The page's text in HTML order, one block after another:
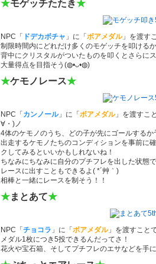
★モゲッチたたき★
NPC「 ドデカボチャ 」に「 ボアメダル」を渡す
制限時間内にどれだけ多くのモゲッチを叩ける
背中にクリスタルがついたものを叩くとさらに
大量得点を目指そう(◍•ᴗ•◍)
★ケモノレース★
NPC「 カンノール」に「 ボアメダル」を渡すこ
∀・)ノ
4体のケモノのうち、どの子が先にゴールするか
出走するケモノたちのコンディションを事前に
クしてみるといいかもしれないね！
ちなみにちなみに自分のプチフレを出した状態
レースに出すこともできるよ( *´艸｀)
相棒と一緒にレースを制そう！！
★まとあて★
NPC「 チョコラ 」に「 ボアメダル」を渡すこと
メダル1枚につき5投できるんだってさ！
花火や宝石箱、そしてプチフレのエサなどを手